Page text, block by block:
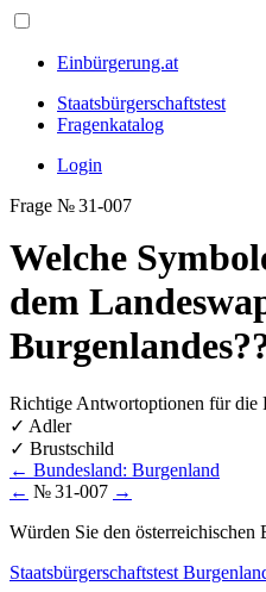
Einbürgerung.at
Staatsbürgerschaftstest
Fragenkatalog
Login
Frage № 31-007
Welche
dem
Richtige Antwortoptionen für die
✓ Adler
✓ Brustschild
← Bundesland: Burgenland
← № 31-007 →
Würden Sie den österreichischen
Staatsbürgerschaftstest